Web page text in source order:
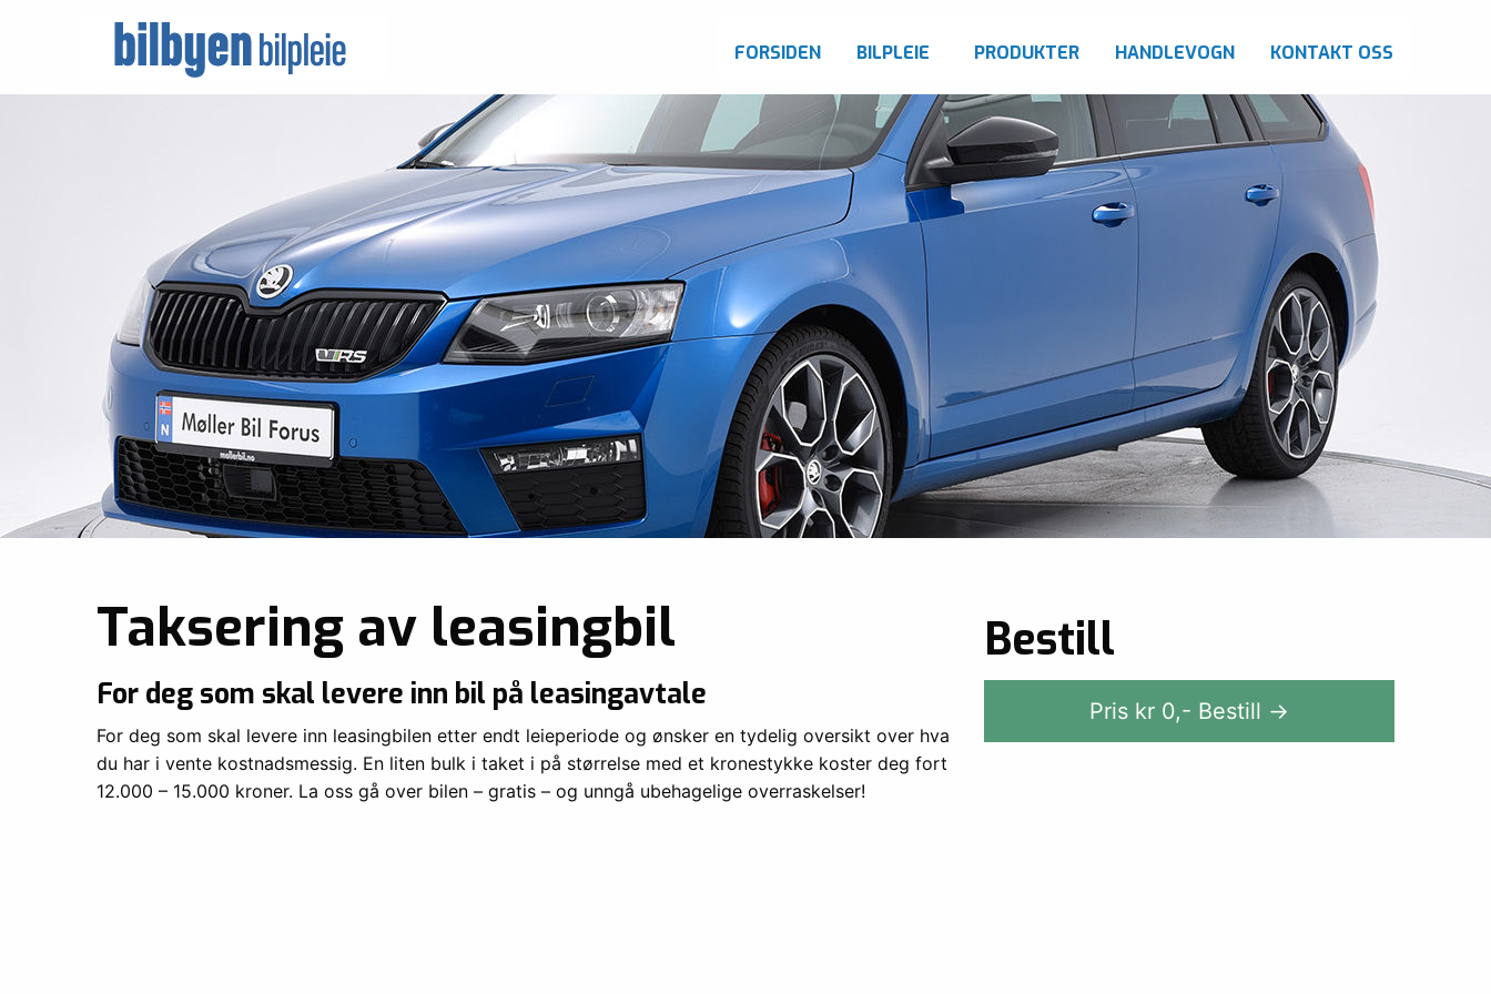
FORSIDEN BILPLEIE PRODUKTER HANDLEVOGN KONTAKT OSS
Taksering av leasingbil
For deg som skal levere inn bil på leasingavtale
For deg som skal levere inn leasingbilen etter endt leieperiode og ønsker en tydelig oversikt over hva
du har i vente kostnadsmessig. En liten bulk i taket i på størrelse med et kronestykke koster deg fort
12.000 – 15.000 kroner. La oss gå over bilen – gratis – og unngå ubehagelige overraskelser!
Bestill
Pris kr 0,- Bestill →